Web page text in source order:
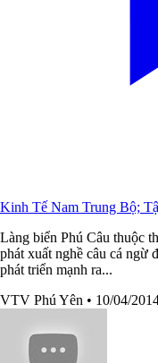
Kinh Tế Nam Trung Bộ;
Làng biển Phú Câu thuộc
phát xuất nghề câu cá ngừ
phát triển mạnh ra...
VTV Phú Yên • 10/04/